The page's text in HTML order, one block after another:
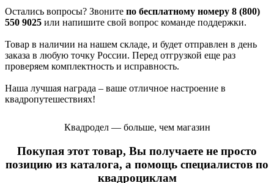
Остались вопросы? Звоните по бесплатному номеру 8 (800)
550 9025 или напишите свой вопрос команде поддержки.
Товар в наличии на нашем складе, и будет отправлен в день
заказа в любую точку России. Перед отгрузкой еще раз
проверяем комплектность и исправность.
Наша лучшая награда – ваше отличное настроение в
квадропутешествиях!
Квадродел — больше, чем магазин
Покупая этот товар, Вы получаете не просто
позицию из каталога, а помощь специалистов по
квадроциклам